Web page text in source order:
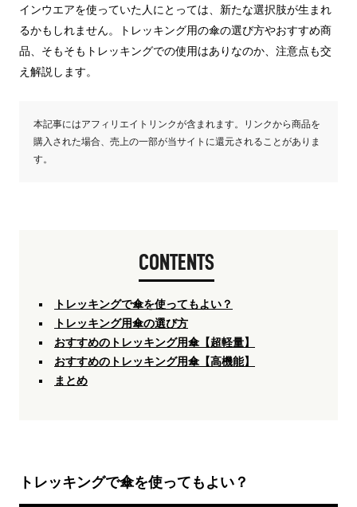
インウエアを使っていた人にとっては、新たな選択肢が生まれ
るかもしれません。トレッキング用の傘の選び方やおすすめ商
品、そもそもトレッキングでの使用はありなのか、注意点も交
え解説します。
本記事にはアフィリエイトリンクが含まれます。リンクから商品を
購入された場合、売上の一部が当サイトに還元されることがありま
す。
CONTENTS
トレッキングで傘を使ってもよい？
トレッキング用傘の選び方
おすすめのトレッキング用傘【超軽量】
おすすめのトレッキング用傘【高機能】
まとめ
トレッキングで傘を使ってもよい？